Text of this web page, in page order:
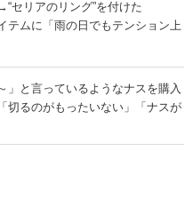
セリアのリング”を付けた
ムに「雨の日でもテンション上
」と言っているようなナスを購入
切るのがもったいない」「ナスが